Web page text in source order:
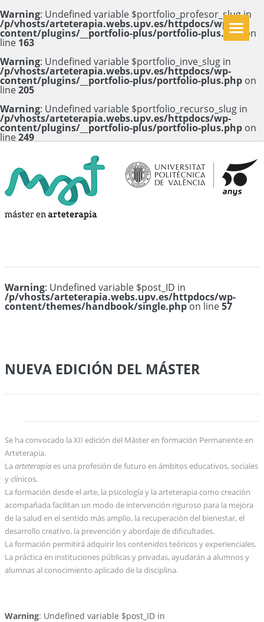
Warning: Undefined variable $portfolio_profesor_slug in
/p/vhosts/arteterapia.webs.upv.es/httpdocs/wp-
content/plugins/__portfolio-plus/portfolio-plus.phpon
line 163
Warning: Undefined variable $portfolio_inve_slug in
/p/vhosts/arteterapia.webs.upv.es/httpdocs/wp-
content/plugins/__portfolio-plus/portfolio-plus.php on
line205
Warning: Undefined variable $portfolio_recurso_slug in
/p/vhosts/arteterapia.webs.upv.es/httpdocs/wp-
content/plugins/__portfolio-plus/portfolio-plus.php on
line249
Warning: Undefined variable $post_ID in
/p/vhosts/arteterapia.webs.upv.es/httpdocs/wp-
content/themes/handbook/single.phpon line57
NUEVA EDICIÓN DEL MÁSTER
Se ha convocado la XII edición del Máster en formación Permanente en
Arteterapia.
La arteterapiaes una profesión de futuro en ámbitos educativos, sociales
y clínicos.
La formación desde el arte, la psicología y la arteterapia como creación
acompañada facilitan un modo de intervención riguroso para la mejora
de la salud en el sentido más amplio, la recuperación del bienestar, el
desarrollo creativo, la prevención y abordaje de dificultades.
La formación permitirá adquirir los contenidos teóricos y experienciales.
La práctica en instituciones públicas y privadas, ayudarán a alumnos y
alumnas al conocimiento aplicado de la disciplina.
Warning: Undefined variable $post_ID in